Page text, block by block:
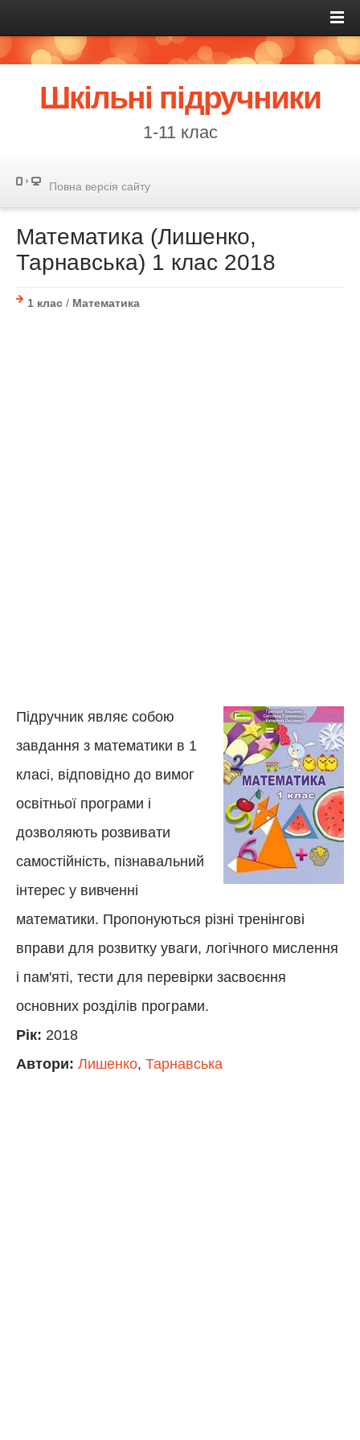
Шкільні підручники
1-11 клас
Повна версія сайту
Математика (Лишенко,
Тарнавська) 1 клас 2018
1 клас / Математика
Підручник являє собою
завдання з математики в 1
класі, відповідно до вимог
освітньої програми і
дозволяють розвивати
самостійність, пізнавальний
інтерес у вивченні
математики. Пропонуються різні тренінгові
вправи для розвитку уваги, логічного мислення
і пам'яті, тести для перевірки засвоєння
основних розділів програми.
Рік: 2018
Автори: Лишенко, Тарнавська